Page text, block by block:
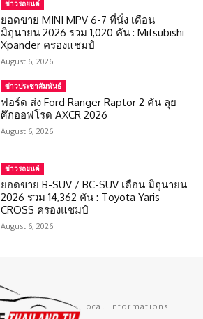
ข่าวรถยนต์
ยอดขาย MINI MPV 6-7 ที่นั่ง เดือน
มิถุนายน 2026 รวม 1,020 คัน : Mitsubishi
Xpander ครองแชมป์
August 6, 2026
ข่าวประชาสัมพันธ์
ฟอร์ด ส่ง Ford Ranger Raptor 2 คัน ลุย
ศึกออฟโรด AXCR 2026
August 6, 2026
ข่าวรถยนต์
ยอดขาย B-SUV / BC-SUV เดือน มิถุนายน
2026 รวม 14,362 คัน : Toyota Yaris
CROSS ครองแชมป์
August 6, 2026
Local Informations